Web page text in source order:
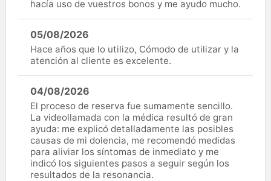
hacía uso de vuestros bonos y me ayudo mucho.
05/08/2026
Hace años que lo utilizo, Cómodo de utilizar y la
atención al cliente es excelente.
04/08/2026
El proceso de reserva fue sumamente sencillo.
La videollamada con la médica resultó de gran
ayuda: me explicó detalladamente las posibles
causas de mi dolencia, me recomendó medidas
para aliviar los síntomas de inmediato y me
indicó los siguientes pasos a seguir según los
resultados de la resonancia.